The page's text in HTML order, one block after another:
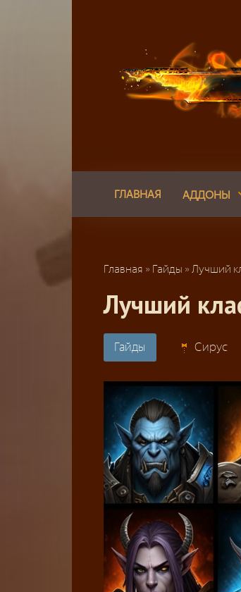
ГЛАВНАЯ АДДОНЫ
Главная » Гайды » Лучший
Лучший
Гайды Сирус